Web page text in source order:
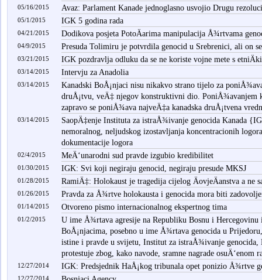
05/16/2015 Avaz: Parlament Kanade jednoglasno usvojio Drugu
05/1/2015 IGK 5 godina rada
04/21/2015 Dodikova posjeta PotoÄarima manipulacija Å¾rtvama
04/9/2015 Presuda Tolimiru je potvrdila genocid u Srebrenici, ali on
03/21/2015 IGK pozdravlja odluku da se ne koriste vojne mete s
03/14/2015 Intervju za Anadolia
03/14/2015
Kanadski BoÅ¡njaci nisu nikakvo strano tijelo za
druÅ¡tvu, veÄ‡ njegov konstruktivni dio. PoniÅ¾avanjem
zapravo se poniÅ¾ava najveÄ‡a kanadska druÅ¡tvena
03/14/2015
SaopÄ‡enje Instituta za istraÅ¾ivanje genocida Kanada
nemoralnog, neljudskog izostavljanja koncentracionih
dokumentacije logora
02/4/2015 MeÄ‘unarodni sud pravde izgubio kredibilitet
01/30/2015 IGK: Svi koji negiraju genocid, negiraju presude MKSJ
01/28/2015 RamiÄ‡: Holokaust je tragedija cijelog ÄovjeÄanstva a ne
01/26/2015 Pravda za Å¾rtve holokausta i genocida mora biti
01/14/2015 Otvoreno pismo internacionalnog ekspertnog tima
01/2/2015
U ime Å¾rtava agresije na Republiku Bosnu i Hercegovinu
BoÅ¡njacima, posebno u ime Å¾rtava genocida u
istine i pravde u svijetu, Institut za istraÅ¾ivanje genocida,
protestuje zbog, kako navode, sramne nagrade osuÄ‘enom
12/27/2014 IGK: Predsjednik HaÅ¡kog tribunala opet ponizio Å¾rtve
12/27/2014